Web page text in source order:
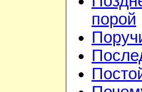
порой